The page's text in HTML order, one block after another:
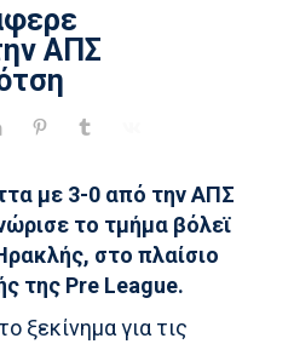
ΑΠΣ
με 3-0 από την ΑΠΣ
το τμήμα βόλεϊ
στο πλαίσιο
της Pre League.
ξεκίνημα για τις